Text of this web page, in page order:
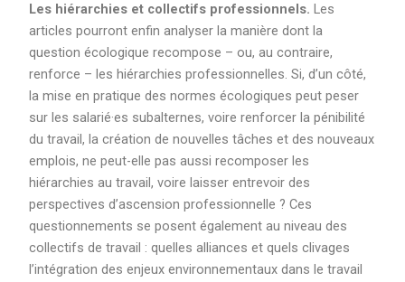
Les hiérarchies et collectifs professionnels. Les
articles pourront enfin analyser la manière dont la
question écologique recompose – ou, au contraire,
renforce – les hiérarchies professionnelles. Si, d’un côté,
la mise en pratique des normes écologiques peut peser
sur les salarié·es subalternes, voire renforcer la pénibilité
du travail, la création de nouvelles tâches et des nouveaux
emplois, ne peut-elle pas aussi recomposer les
hiérarchies au travail, voire laisser entrevoir des
perspectives d’ascension professionnelle ? Ces
questionnements se posent également au niveau des
collectifs de travail : quelles alliances et quels clivages
l’intégration des enjeux environnementaux dans le travail